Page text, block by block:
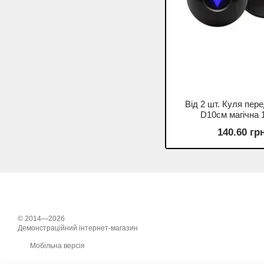
Від 2 шт. Куля
D10см магічна
140.60
© 2014—2026
Демонстраційний інтернет-магазин
Мобільна версія